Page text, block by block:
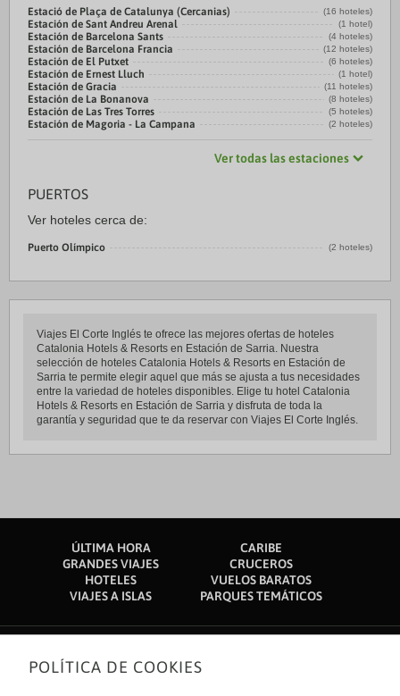
Estació de Plaça de Catalunya (Cercanias) (16 hoteles)
Estación de Sant Andreu Arenal (1 hotel)
Estación de Barcelona Sants (4 hoteles)
Estación de Barcelona Francia (12 hoteles)
Estación de El Putxet (6 hoteles)
Estación de Ernest Lluch (1 hotel)
Estación de Gracia (11 hoteles)
Estación de La Bonanova (8 hoteles)
Estación de Las Tres Torres (5 hoteles)
Estación de Magoria - La Campana (2 hoteles)
Ver todas las estaciones
PUERTOS
Ver hoteles cerca de:
Puerto Olímpico (2 hoteles)
Viajes El Corte Inglés te ofrece las mejores ofertas de hoteles
Catalonia Hotels & Resorts en Estación de Sarria. Nuestra
selección de hoteles Catalonia Hotels & Resorts en Estación de
Sarria te permite elegir aquel que más se ajusta a tus necesidades
entre la variedad de hoteles disponibles. Elige tu hotel Catalonia
Hotels & Resorts en Estación de Sarria y disfruta de toda la
garantía y seguridad que te da reservar con Viajes El Corte Inglés.
ÚLTIMA HORA
CARIBE
GRANDES VIAJES
CRUCEROS
HOTELES
VUELOS BARATOS
VIAJES A ISLAS
PARQUES TEMÁTICOS
Sobre nosotros
POLÍTICA DE COOKIES